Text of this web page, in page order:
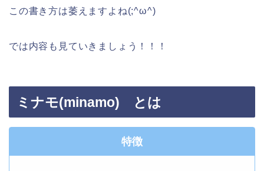
この書き方は萎えますよね(;^ω^)
では内容も見ていきましょう！！！
ミナモ(minamo) とは
特徴